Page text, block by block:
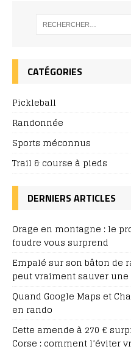
CATÉGORIES
Pickleball
Randonnée
Sports méconnus
Trail & course à pieds
DERNIERS ARTICLES
Orage en montagne : le
foudre vous surprend
Empalé sur son bâton de
peut vraiment sauver une
Quand Google Maps et
en rando
Cette amende à 270 €
Corse : comment l’éviter